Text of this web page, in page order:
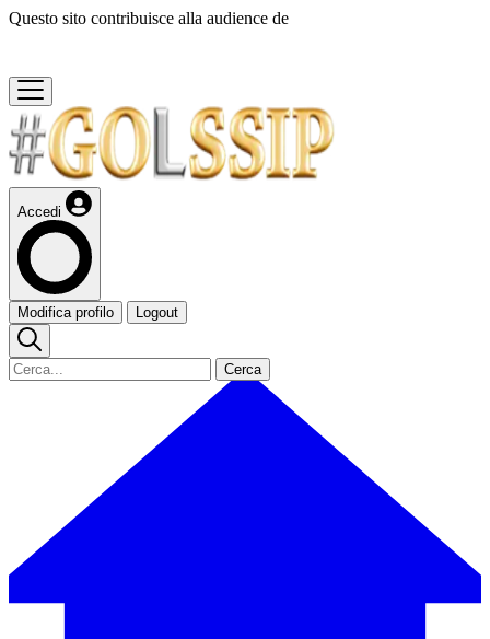
Questo sito contribuisce alla audience de
Accedi
Modifica profilo Logout
Cerca